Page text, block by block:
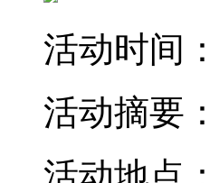
活动时间：
活动摘要：